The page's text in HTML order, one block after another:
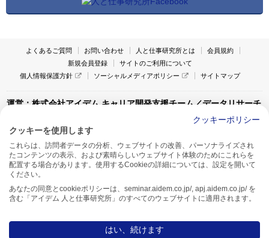
よくあるご質問 お問い合わせ 人と仕事研究所とは
会員規約
新規会員登録
サイトのご利用について
個人情報保護方針
ソーシャルメディアポリシー サイトマップ
運営：株式会社アイデム キャリア開発支援チーム／データリサーチ
〒160-0022 東京都新宿区新宿1-4-10
アイデム本社ビル TEL:03-5269-6020
〒550-0005 大阪府大阪市西区西本町1-13-43
アイデム西本町ビル7F TEL:06-7662-2800
クッキーポリシー
クッキーを使用します
これらは、訪問者データの分析、ウェブサイトの改善、パーソナライズされ
たコンテンツの表示、および素晴らしいウェブサイト体験のためにこれらを
配置する場合があります。使用するCookieの詳細については、設定を開いて
ください。
あなたの同意とcookieポリシーは、seminar.aidem.co.jp/, apj.aidem.co.jp/ を
含む「アイデム 人と仕事研究所」のすべてのウェブサイトに適用されます。
はい、続けます